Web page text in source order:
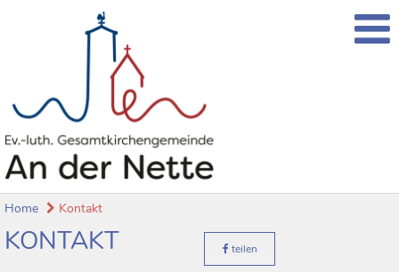
Home Kontakt
KONTAKT teilen